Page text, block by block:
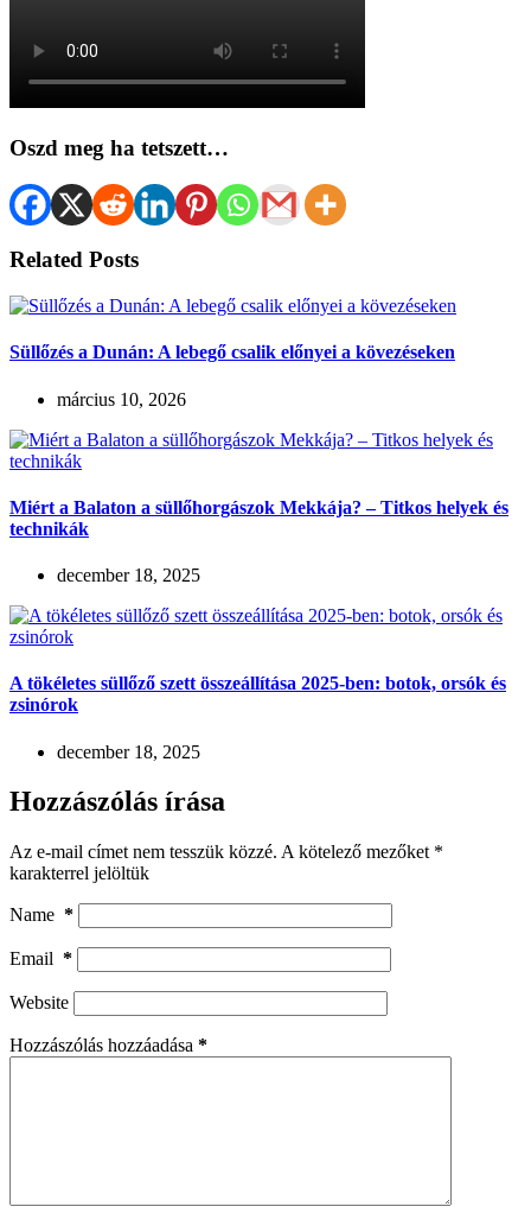
Oszd meg ha tetszett…
Related Posts
Süllőzés a Dunán: A lebegő csalik előnyei a kövezéseken
március 10, 2026
Miért a Balaton a süllőhorgászok Mekkája? – Titkos helyek és
technikák
december 18, 2025
A tökéletes süllőző szett összeállítása 2025-ben: botok, orsók és
zsinórok
december 18, 2025
Hozzászólás írása
Az e-mail címet nem tesszük közzé. A kötelező mezőket *
karakterrel jelöltük
Name *
Email *
Website
Hozzászólás hozzáadása *